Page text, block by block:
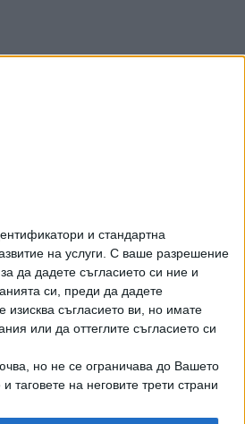
и стандартна
на услуги. С ваше разрешение
да дадете съгласието си ние и
си, преди да дадете
съгласието ви, но имате
или да оттеглите съгласието си
но не се ограничава до Вашето
на неговите трети страни
СЕГА АД